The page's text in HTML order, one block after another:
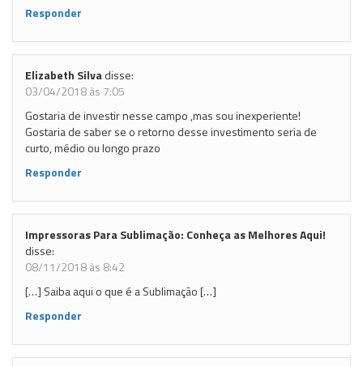
Responder
Elizabeth Silvadisse:
03/04/2018 às 7:05
Gostaria de investir nesse campo ,mas sou inexperiente!
Gostaria de saber se o retorno desse investimento seria de
curto, médio ou longo prazo
Responder
Impressoras Para Sublimação: Conheça as Melhores Aqui!
disse:
08/11/2018 às 8:42
[…] Saiba aqui o que é a Sublimação […]
Responder